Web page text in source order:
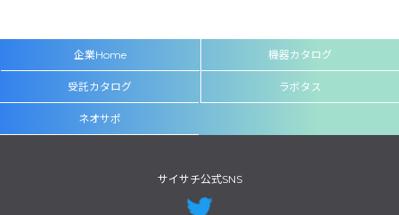
企業Home 機器カタログ
受託カタログ ラボタス
ネオサポ
サイサチ公式SNS